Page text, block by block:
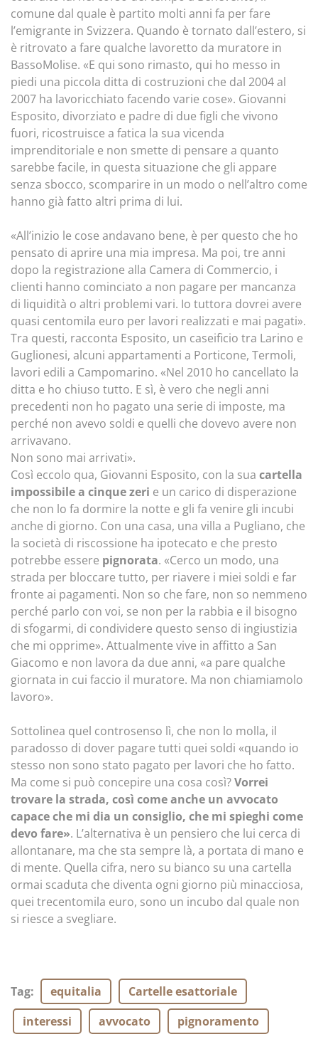
comune dal quale è partito molti anni fa per fare
l’emigrante in Svizzera. Quando è tornato dall’estero, si
è ritrovato a fare qualche lavoretto da muratore in
BassoMolise. «E qui sono rimasto, qui ho messo in
piedi una piccola ditta di costruzioni che dal 2004 al
2007 ha lavoricchiato facendo varie cose». Giovanni
Esposito, divorziato e padre di due figli che vivono
fuori, ricostruisce a fatica la sua vicenda
imprenditoriale e non smette di pensare a quanto
sarebbe facile, in questa situazione che gli appare
senza sbocco, scomparire in un modo o nell’altro come
hanno già fatto altri prima di lui.
«All’inizio le cose andavano bene, è per questo che ho
pensato di aprire una mia impresa. Ma poi, tre anni
dopo la registrazione alla Camera di Commercio, i
clienti hanno cominciato a non pagare per mancanza
di liquidità o altri problemi vari. Io tuttora dovrei avere
quasi centomila euro per lavori realizzati e mai pagati».
Tra questi, racconta Esposito, un caseificio tra Larino e
Guglionesi, alcuni appartamenti a Porticone, Termoli,
lavori edili a Campomarino. «Nel 2010 ho cancellato la
ditta e ho chiuso tutto. E sì, è vero che negli anni
precedenti non ho pagato una serie di imposte, ma
perché non avevo soldi e quelli che dovevo avere non
arrivavano.
Non sono mai arrivati».
Così eccolo qua, Giovanni Esposito, con la sua cartella
impossibile a cinque zeri e un carico di disperazione
che non lo fa dormire la notte e gli fa venire gli incubi
anche di giorno. Con una casa, una villa a Pugliano, che
la società di riscossione ha ipotecato e che presto
potrebbe essere pignorata. «Cerco un modo, una
strada per bloccare tutto, per riavere i miei soldi e far
fronte ai pagamenti. Non so che fare, non so nemmeno
perché parlo con voi, se non per la rabbia e il bisogno
di sfogarmi, di condividere questo senso di ingiustizia
che mi opprime». Attualmente vive in affitto a San
Giacomo e non lavora da due anni, «a pare qualche
giornata in cui faccio il muratore. Ma non chiamiamolo
lavoro».
Sottolinea quel controsenso lì, che non lo molla, il
paradosso di dover pagare tutti quei soldi «quando io
stesso non sono stato pagato per lavori che ho fatto.
Ma come si può concepire una cosa così?Vorrei
trovare la strada, così come anche un avvocato
capace che mi dia un consiglio, che mi spieghi come
devo fare». L’alternativa è un pensiero che lui cerca di
allontanare, ma che sta sempre là, a portata di mano e
di mente. Quella cifra, nero su bianco su una cartella
ormai scaduta che diventa ogni giorno più minacciosa,
quei trecentomila euro, sono un incubo dal quale non
si riesce a svegliare.
Tag: equitalia
Cartelle esattoriale
interessi
avvocato pignoramento